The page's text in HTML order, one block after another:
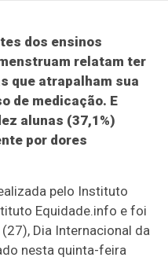
dos ensinos
relatam ter
que atrapalham sua
de medicação. E
alunas (37,1%)
por dores
pelo Instituto
Equidade.info e foi
Dia Internacional da
nesta quinta-feira